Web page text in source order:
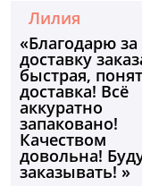
Лилия
«Благодарю за
доставку
быстрая,
доставка! Всё
аккуратно
запаковано!
Качеством
довольна!
заказывать! »